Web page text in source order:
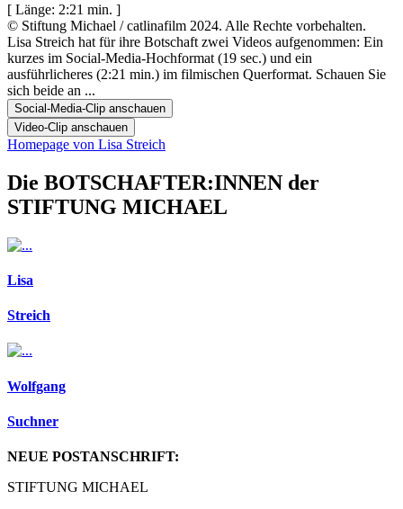
[ Länge: 2:21 min. ]
© Stiftung Michael / catlinafilm 2024. Alle Rechte vorbehalten.
Lisa Streich hat für ihre Botschaft zwei Videos aufgenommen: Ein
kurzes im Social-Media-Hochformat (19 sec.) und ein
ausführlicheres (2:21 min.) im filmischen Querformat. Schauen Sie
sich beide an ...
Social-Media-Clip anschauen
Video-Clip anschauen
Homepage von Lisa Streich
Die BOTSCHAFTER:INNEN der
STIFTUNG MICHAEL
Lisa
Streich
Wolfgang
Suchner
NEUE POSTANSCHRIFT:
STIFTUNG MICHAEL